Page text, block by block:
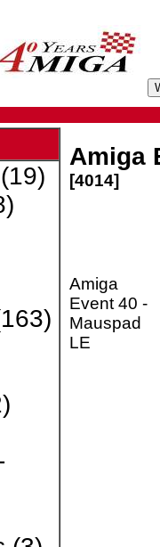
Amiga
[4014]
Amiga
Event 40 -
Mauspad
LE